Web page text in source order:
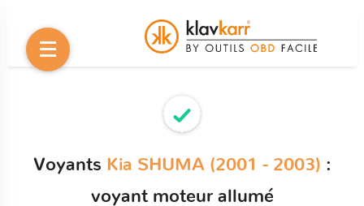
Voyants Kia SHUMA (2001 - 2003) :
voyant moteur allumé